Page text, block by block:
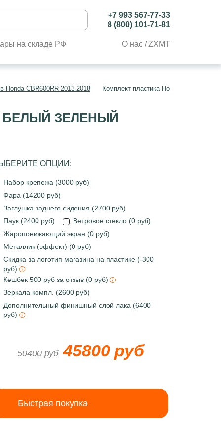
+7 993 567-77-33
8 (800) 101-71-81
на складе РФ О нас / ZXMT
Honda CBR600RR 2013-2018 Комплект пластика Honda
БЕЛЫЙ ЗЕЛЕНЫЙ
ОПЦИИ:
Набор крепежа (3000 руб)
Фара (14200 руб)
Заглушка заднего сидения (2700 руб)
Паук (2400 руб)
Ветровое стекло (0 руб)
Жаропонижающий экран (0 руб)
Металлик (эффект) (0 руб)
Скидка за логотип магазина на пластике (-300
руб)
Кешбек 500 руб за отзыв (0 руб)
Зеркала компл. (2600 руб)
Дополнительный финишный слой лака (6400
руб)
50400 руб 45800 руб
Быстрая покупка